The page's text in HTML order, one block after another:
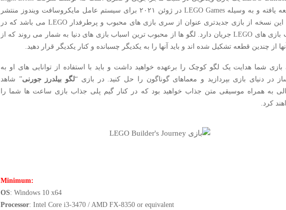
Studio توسعه یافته و به وسیله LEGO Games در ژوئن ۲۰۲۱ برای سیستم عامل مایکروسافت ویندوز منتشر
شده است. این نسخه از بازی جدیدتری عنوان از سری بازی های محبوب و پرطرفدار LEGO می باشد که در
دنیای اسباب بازی های LEGO جریان دارد. لگو ها از محبوب ترین اسباب بازی های دنیا به شمار می روند که از
از چندین قطعه تشکیل شده اند و باید آنها را به یکدیگر چسبانده و کنار یکدیگر قرار دهید.
بازی شما هدایت یک لگو کوچک را برعهده خواهید داشت و باید با استفاده از توانایی های او به
در دنیای بازی بپردازید و معماهای گوناگون را حل کنید. در بازی “لگو بیلدرز جورنی” شاهد
به همراه موسیقی متن جذاب خواهید بود که در کنار گیم پلی جذاب بازی ساعت ها شما را
کرد.
Minimum:
OS: Windows 10 x64
Processor: Intel Core i3-3470 / AMD FX-8350 or equivalent